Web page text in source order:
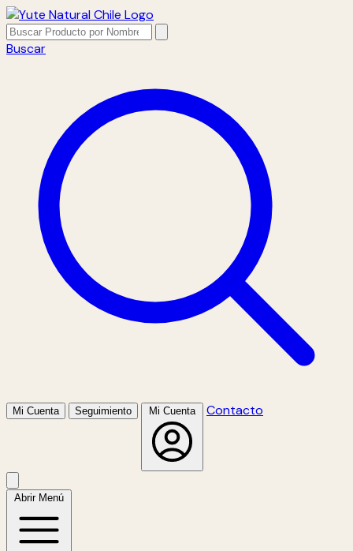
Buscar
Mi Cuenta Seguimiento Mi Cuenta Contacto
Abrir Menú